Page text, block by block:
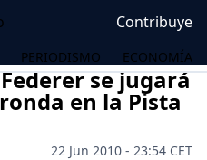
Contribuye
PERIODISMO ECONOMÍA
se jugará
en la Pista
22 Jun 2010 - 23:54 CET